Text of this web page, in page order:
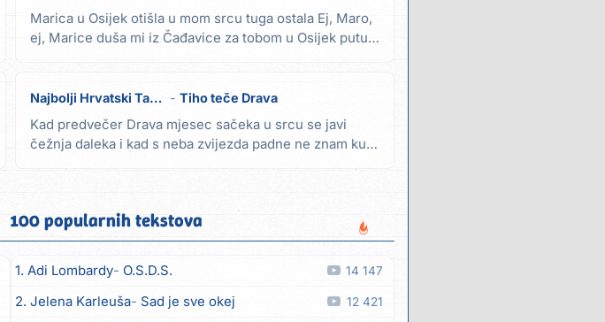
Marica u Osijek otišla u mom srcu tuga ostala Ej, Maro,
ej, Marice duša mi iz Čađavice za tobom u Osijek putuje
Najbolji Hrvatski Tamburaši (Zlatni Dukati) Tiho teče Drava
Kad predvečer Drava mjesec sačeka u srcu se javi
čežnja daleka i kad s neba zvijezda padne ne znam kud
100 popularnih tekstova
1. Adi Lombardy O.S.D.S. 14 147
2. Jelena Karleuša Sad je sve okej 12 421